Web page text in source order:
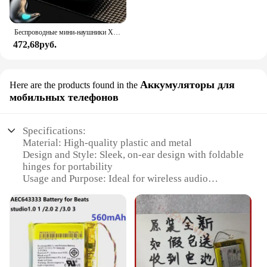
472,68руб.
Here are the products found in the Аккумуляторы для
мобильных телефонов
Specifications:
Material: High-quality plastic and metal
Design and Style: Sleek, on-ear design with foldable
hinges for portability
Usage and Purpose: Ideal for wireless audio
Performance and Property: Advanced Bluetooth 4.0
technology for stable connectivity
Parts and Accessories: Includes a detachable audio
cable for wired listening
Applicable People: Designed for music enthusiasts
and professionals seeking wireless audio freedom